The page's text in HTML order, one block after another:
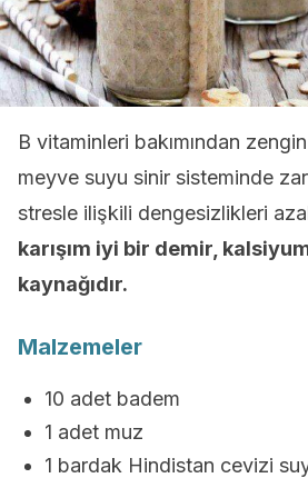
B vitaminleri bakımından
meyve suyu sinir sisteminde
stresle ilişkili dengesizlikleri
karışım iyi bir demir,
kaynağıdır.
Malzemeler
10 adet badem
1 adet muz
1 bardak Hindistan cevizi